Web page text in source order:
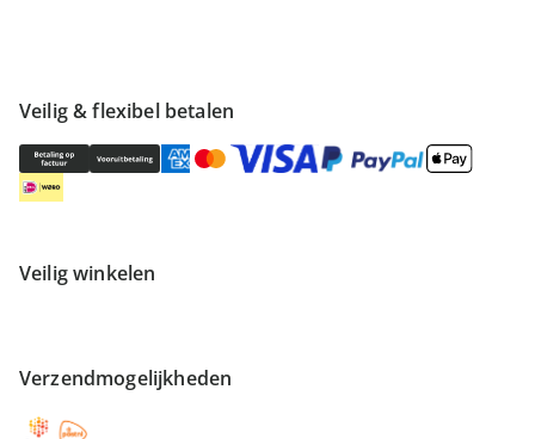
Veilig & flexibel betalen
Veilig winkelen
Verzendmogelijkheden